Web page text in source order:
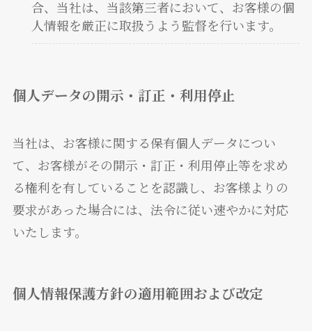
合、当社は、当該第三者において、お客様の個
人情報を厳正に取扱うよう監督を行います。
個人データの開示・訂正・利用停止
当社は、お客様に関する保有個人データについ
て、お客様がその開示・訂正・利用停止等を求め
る権利を有していることを認識し、お客様よりの
要求があった場合には、法令に従い速やかに対応
いたします。
個人情報保護方針の適用範囲および改定